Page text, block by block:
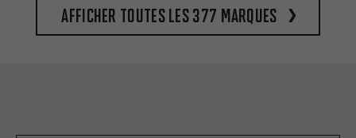
Afficher toutes les 377 marques